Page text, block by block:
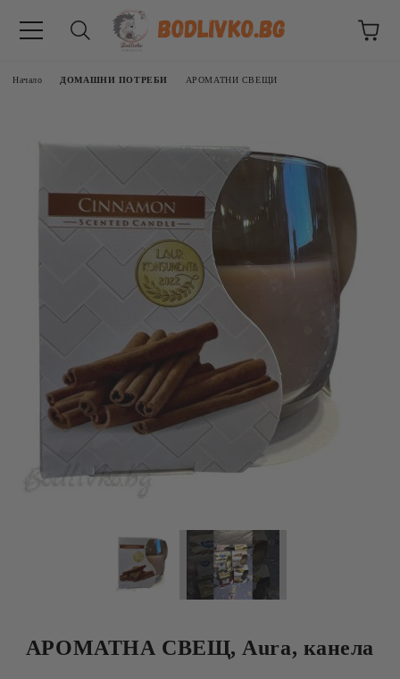
Начало ДОМАШНИ ПОТРЕБИ АРОМАТНИ СВЕЩИ
АРОМАТНА СВЕЩ, Aura, канела